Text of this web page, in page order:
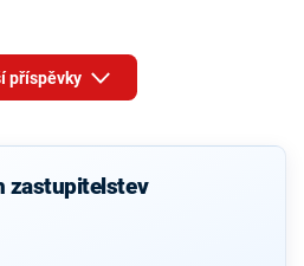
příspěvky
zastupitelstev